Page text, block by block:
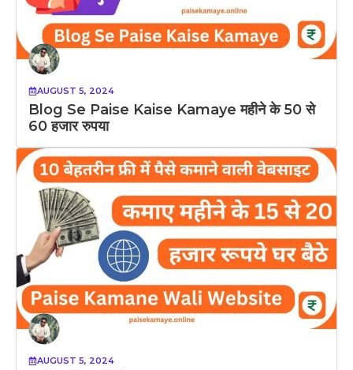
AUGUST 5, 2024
Blog Se Paise Kaise Kamaye महीने के 50 से
60 हजार रुपया
AUGUST 5, 2024